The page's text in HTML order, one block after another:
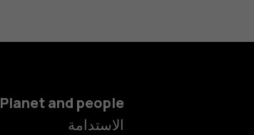
Planet and people
الاستدامة